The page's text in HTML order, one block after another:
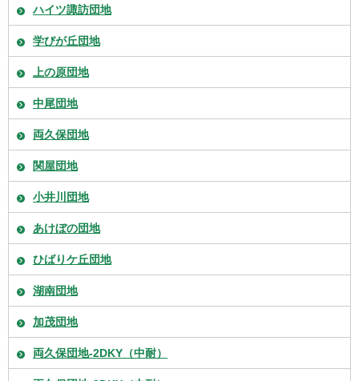
ハイツ諏訪団地
学びが丘団地
上の原団地
中尾団地
両久保団地
関屋団地
小井川団地
あけぼの団地
ひばりケ丘団地
湖南団地
加茂団地
両久保団地-2DKY（中耐）